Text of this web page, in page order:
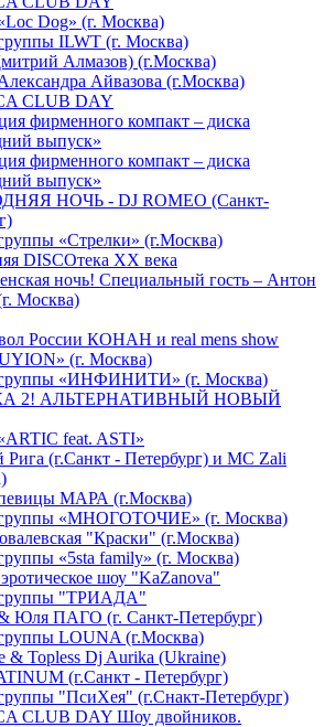
Dog» (г. Москва)
ILWT (г. Москва)
Алмазов) (г.Москва)
Айвазова (г.Москва)
CLUB DAY
фирменного компакт – диска
выпуск»
фирменного компакт – диска
выпуск»
НОЧЬ - DJ ROMEO (Санкт-
«Стрелки» (г.Москва)
DISCOтека ХХ века
ночь! Специальный гость – Антон
Москва)
России КОНАН и real mens show
(г. Москва)
«ИНФИНИТИ» (г. Москва)
2! АЛЬТЕРНАТИВНЫЙ НОВЫЙ
feat. ASTI»
Рига (г.Санкт - Петербург) и MC Zali
МАРА (г.Москва)
«МНОГОТОЧИЕ» (г. Москва)
"Краски" (г.Москва)
«5sta family» (г. Москва)
шоу "KaZanova"
группы "ТРИАДА"
Юля ПАГО (г. Санкт-Петербург)
LOUNA (г.Москва)
& Topless Dj Aurika (Ukraine)
(г.Санкт - Петербург)
"ПсиХея" (г.Снакт-Петербург)
CLUB DAY Шоу двойников.